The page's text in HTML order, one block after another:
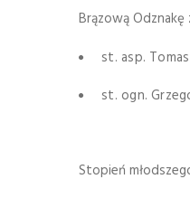
Brązową
st. asp.
st. ogn.
Stopień